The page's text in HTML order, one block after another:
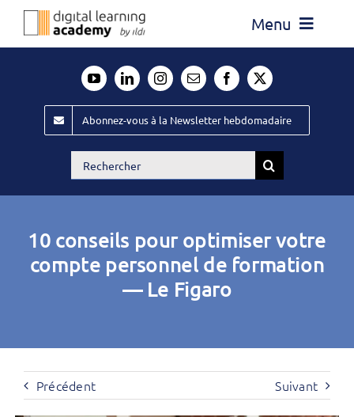
Passer
Menu
Évènements ILDI
Offres d’emploi
Publiez
Abonnez-vous à la Newsletter hebdomadaire
Rechercher:
10 conseils pour optimiser votre
compte personnel de formation
— Le Figaro
Précédent Suivant